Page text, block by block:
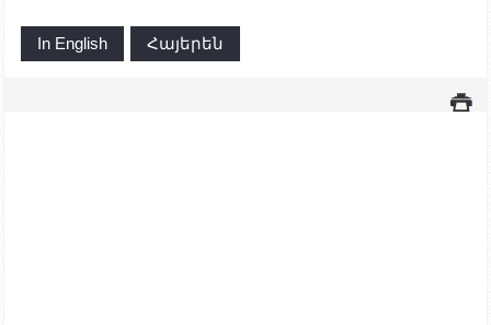
In English Հայերեն